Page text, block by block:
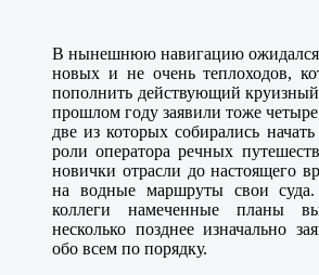
В нынешнюю навигацию ожидался
новых и не очень теплоходов,
пополнить действующий
прошлом году заявили тоже
две из которых собирались
роли оператора речных
новички отрасли до настоящего
на водные маршруты свои
коллеги намеченные планы
несколько позднее изначально
обо всем по порядку.